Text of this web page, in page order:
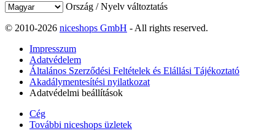
Ország / Nyelv változtatás
© 2010-2026 niceshops GmbH - All rights reserved.
Impresszum
Adatvédelem
Általános Szerződési Feltételek és Elállási Tájékoztató
Akadálymentesítési nyilatkozat
Adatvédelmi beállítások
Cég
További niceshops üzletek